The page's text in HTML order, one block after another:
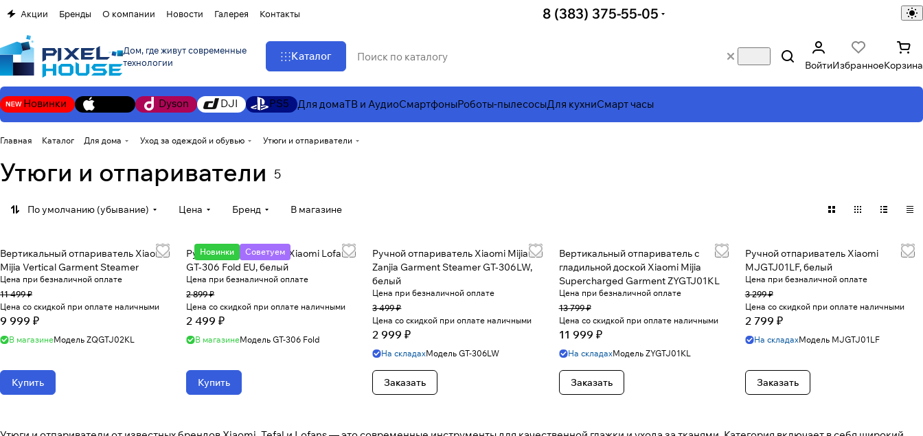
Акции Бренды О компании Новости Галерея Контакты 8 (383) 375-55-05
Дом, где живут современные
технологии
Каталог
ВойтиИзбранноеКорзина
Новинки Dyson DJI PS5 Для домаТВ и АудиоСмартфоныРоботы-пылесосыДля кухниСмарт часы
Главная Каталог Для дома Уход за одеждой и обувью Утюги и отпариватели
Утюги и отпариватели 5
По умолчанию (убывание) Цена Бренд В магазине
Вертикальный отпариватель Xiaomi
Mijia Vertical Garment Steamer
Цена при безналичной оплате
11 499 ₽
Цена со скидкой при оплате наличными
9 999 ₽
В магазинеМодель ZQGTJ02KL
Купить
Новинки Советуем
Ручной отпариватель Xiaomi Lofans
GT-306 Fold EU, белый
Цена при безналичной оплате
2 899 ₽
Цена со скидкой при оплате наличными
2 499 ₽
В магазинеМодельGT-306 Fold
Купить
Ручной отпариватель Xiaomi Mijia
Zanjia Garment Steamer GT-306LW,
белый
Цена при безналичной оплате
3 499 ₽
Цена со скидкой при оплате наличными
2 999 ₽
На складахМодельGT-306LW
Заказать
Вертикальный отпариватель с
гладильной доской Xiaomi Mijia
Supercharged Garment ZYGTJ01KL
Цена при безналичной оплате
13 799 ₽
Цена со скидкой при оплате наличными
11 999 ₽
На складахМодель ZYGTJ01KL
Заказать
Ручной отпариватель Xiaomi
MJGTJ01LF, белый
Цена при безналичной оплате
3 299 ₽
Цена со скидкой при оплате наличными
2 799 ₽
На складахМодель MJGTJ01LF
Заказать